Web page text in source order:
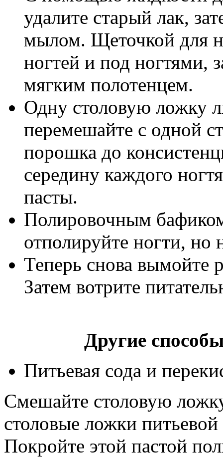
удалите старый лак,
мылом. Щеточкой для
ногтей и под ногтями,
мягким полотенцем.
Одну столовую ложку
перемешайте с одной
порошка до
середину каждого
пасты.
Полировочным
отполируйте ногти, но
Теперь снова вымойте
Затем вотрите
Другие
Питьевая сода и
Смешайте столовую
столовые ложки
Покройте этой пастой